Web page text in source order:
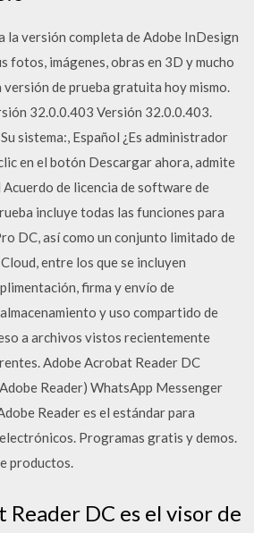
la versión completa de Adobe InDesign
fotos, imágenes, obras en 3D y mucho
versión de prueba gratuita hoy mismo.
32.0.0.403 Versión 32.0.0.403.
sistema:, Español ¿Es administrador
en el botón Descargar ahora, admite
de licencia de software de
incluye todas las funciones para
DC, así como un conjunto limitado de
entre los que se incluyen
firma y envío de
y uso compartido de
a archivos vistos recientemente
Adobe Acrobat Reader DC
Reader) WhatsApp Messenger
Reader es el estándar para
Programas gratis y demos.
productos.
DC es el visor de